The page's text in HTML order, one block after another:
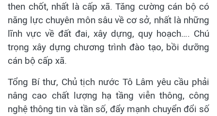
then chốt, nhất là cấp xã. Tăng cường cán bộ có
năng lực chuyên môn sâu về cơ sở, nhất là những
lĩnh vực về đất đai, xây dựng, quy hoạch…. Chú
trọng xây dựng chương trình đào tạo, bồi dưỡng
cán bộ cấp xã.
Tổng Bí thư, Chủ tịch nước Tô Lâm yêu cầu phải
nâng cao chất lượng hạ tầng viễn thông, công
nghệ thông tin và tần số, đẩy mạnh chuyển đổi số